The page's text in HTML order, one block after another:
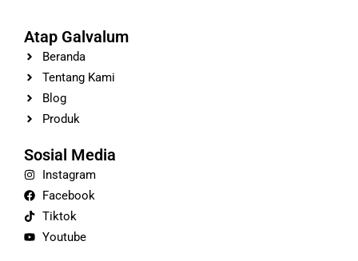
Atap Galvalum
Beranda
Tentang Kami
Blog
Produk
Sosial Media
Instagram
Facebook
Tiktok
Youtube